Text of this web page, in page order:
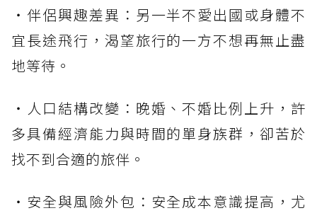
・伴侶興趣差異：另一半不愛出國或身體不
宜長途飛行，渴望旅行的一方不想再無止盡
地等待。
・人口結構改變：晚婚、不婚比例上升，許
多具備經濟能力與時間的單身族群，卻苦於
找不到合適的旅伴。
・安全與風險外包：安全成本意識提高，尤